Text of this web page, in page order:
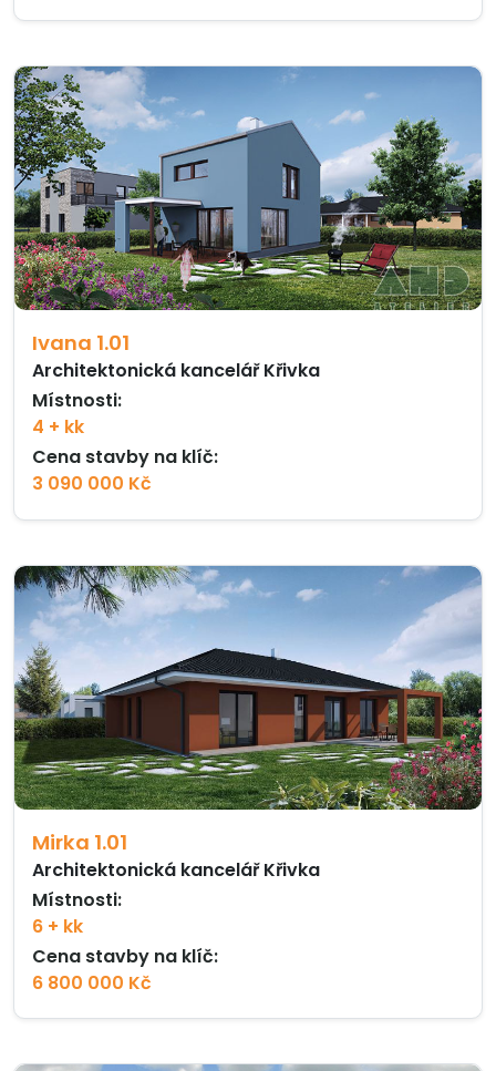
Ivana 1.01
Architektonická kancelář Křivka
Místnosti:
4 + kk
Cena stavby na klíč:
3 090 000 Kč
Mirka 1.01
Architektonická kancelář Křivka
Místnosti:
6 + kk
Cena stavby na klíč:
6 800 000 Kč